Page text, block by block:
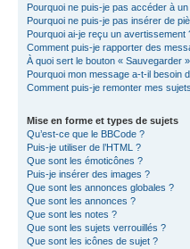
Pourquoi ne puis-je pas accéder à
Pourquoi ne puis-je pas insérer de
Pourquoi ai-je reçu un avertissement
Comment puis-je rapporter des
À quoi sert le bouton « Sauvegarder
Pourquoi mon message a-t-il besoin
Comment puis-je remonter mes
Mise en forme et types de sujets
Qu’est-ce que le BBCode ?
Puis-je utiliser de l’HTML ?
Que sont les émoticônes ?
Puis-je insérer des images ?
Que sont les annonces globales ?
Que sont les annonces ?
Que sont les notes ?
Que sont les sujets verrouillés ?
Que sont les icônes de sujet ?